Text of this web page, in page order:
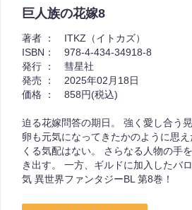
巨人族の花嫁8
著者 ：
ITKZ（イトカズ）
ISBN：
978-4-434-34918-8
発行 ：
彗星社
発売 ：
2025年02月18日
価格 ：
858円(税込)
迫る花嫁問答の期日。 強く愛し合う
卵も元気になってきたかのように思
くる気配はない。 さらなる人物の手
き出す。 一方、ギルドに加入したバ
気 異世界ファンタジーBL 第8巻！